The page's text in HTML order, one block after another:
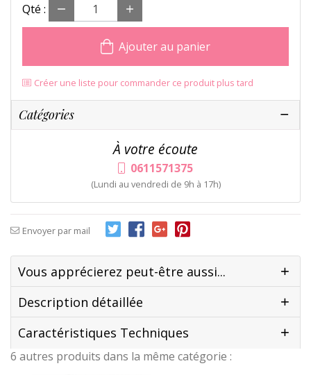
Qté :
Ajouter au panier
Créer une liste pour commander ce produit plus tard
Catégories
À votre écoute
0611571375
(Lundi au vendredi de 9h à 17h)
Envoyer par mail
Vous apprécierez peut-être aussi...
Description détaillée
Caractéristiques Techniques
6 autres produits dans la même catégorie :